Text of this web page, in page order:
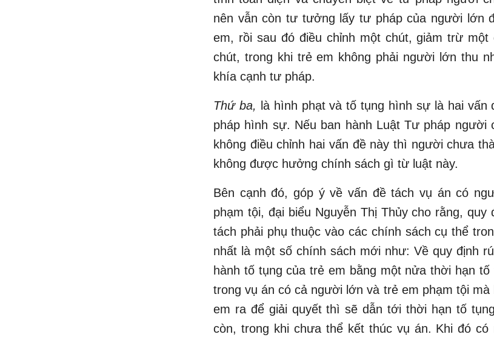
nên vẫn còn tư tưởng lấy tư pháp của người lớn
em, rồi sau đó điều chỉnh một chút, giảm trừ một
chút, trong khi trẻ em không phải người lớn thu
khía cạnh tư pháp.
Thứ ba, là hình phạt và tố tụng hình sự là hai vấn
pháp hình sự. Nếu ban hành Luật Tư pháp người
không điều chỉnh hai vấn đề này thì người chưa
không được hưởng chính sách gì từ luật này.
Bên cạnh đó, góp ý về vấn đề tách vụ án có
phạm tội, đại biểu Nguyễn Thị Thủy cho rằng, quy
tách phải phụ thuộc vào các chính sách cụ thể
nhất là một số chính sách mới như: Về quy định
hành tố tụng của trẻ em bằng một nửa thời hạn
trong vụ án có cả người lớn và trẻ em phạm tội mà
em ra để giải quyết thì sẽ dẫn tới thời hạn tố
còn, trong khi chưa thể kết thúc vụ án. Khi đó